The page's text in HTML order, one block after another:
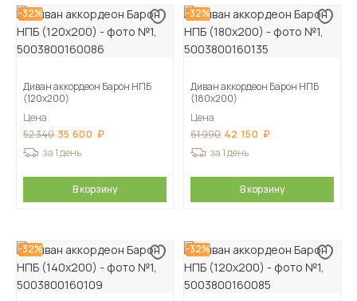
-32%
Диван аккордеон Барон НПБ
(120х200)
Цена
52 340 35 600
за 1 день
В корзину
-32%
Диван аккордеон Барон НПБ
(180х200)
Цена
61 990 42 150
за 1 день
В корзину
-32% -32%